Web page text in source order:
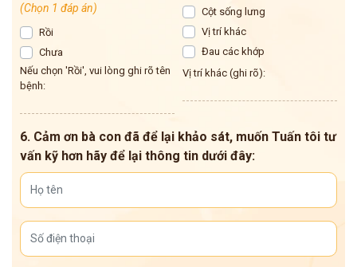
(Chọn 1 đáp án)
Rồi
Chưa
Nếu chọn 'Rồi', vui lòng ghi rõ tên
bệnh:
Cột sống lưng
Vị trí khác
Đau các khớp
Vị trí khác (ghi rõ):
6. Cảm ơn bà con đã để lại khảo sát, muốn Tuấn tôi tư
vấn kỹ hơn hãy để lại thông tin dưới đây: